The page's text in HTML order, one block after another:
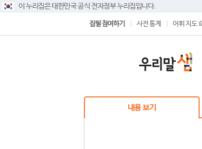
이 누리집은 대한민국 공식 전자정부 누리집입니다.
집필 참여하기 사전 통계 어휘 지도
내용 보기